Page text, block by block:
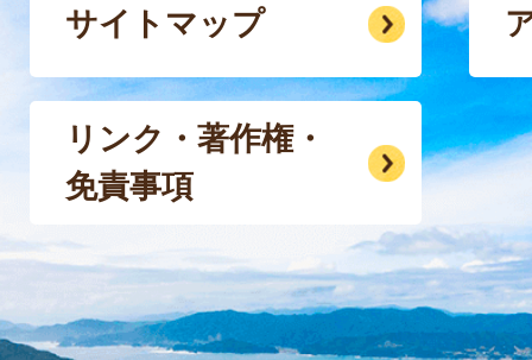
サイトマップ
リンク・著作権・
免責事項